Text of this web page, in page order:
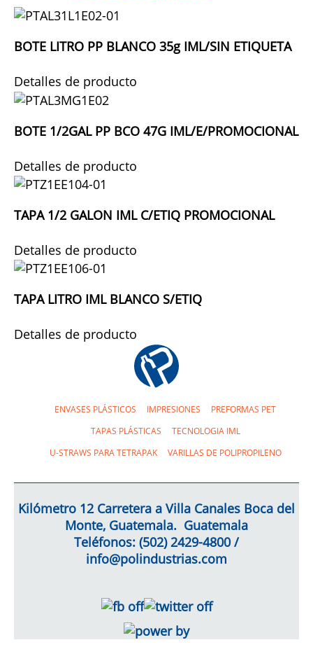
BOTE LITRO PP BLANCO 35g IML/SIN ETIQUETA
Detalles de producto
BOTE 1/2GAL PP BCO 47G IML/E/PROMOCIONAL
Detalles de producto
TAPA 1/2 GALON IML C/ETIQ PROMOCIONAL
Detalles de producto
TAPA LITRO IML BLANCO S/ETIQ
Detalles de producto
ENVASES PLÁSTICOS IMPRESIONES
PREFORMAS PET
TAPAS PLÁSTICAS
TECNOLOGIA IML
U-STRAWS PARA TETRAPAK
VARILLAS DE POLIPROPILENO
Kilómetro 12 Carretera a Villa Canales Boca del
Monte, Guatemala. Guatemala
Teléfonos: (502)2429-4800/
info@polindustrias.com